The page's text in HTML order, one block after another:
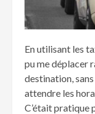
En utilisant les
pu me déplacer
destination,
attendre les
C’était pratique